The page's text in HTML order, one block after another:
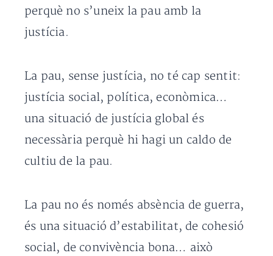
perquè no s’uneix la pau amb la
justícia.
La pau, sense justícia, no té cap sentit:
justícia social, política, econòmica…
una situació de justícia global és
necessària perquè hi hagi un caldo de
cultiu de la pau.
La pau no és només absència de guerra,
és una situació d’estabilitat, de cohesió
social, de convivència bona… això